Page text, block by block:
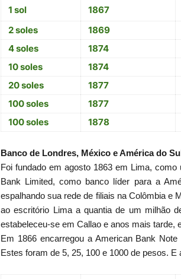
1 sol
1867
2 soles
1869
4 soles
1874
10 soles
1874
20 soles
1877
100 soles
1877
100 soles
1878
Banco de Londres, México e América do
Foi fundado em agosto 1863 em Lima,
Bank Limited, como banco líder para a
espalhando sua rede de filiais na Colômbia e
ao escritório Lima a quantia de um milhão
estabeleceu-se em Callao e anos mais tarde,
Em 1866 encarregou a American Bank
Estes foram de 5, 25, 100 e 1000 de pesos.